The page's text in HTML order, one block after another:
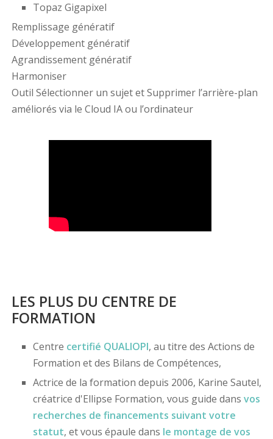
Topaz Gigapixel
Remplissage génératif
Développement génératif
Agrandissement génératif
Harmoniser
Outil Sélectionner un sujet et Supprimer l’arrière-plan
améliorés via le Cloud IA ou l’ordinateur
LES PLUS DU CENTRE DE
FORMATION
Centre certifié QUALIOPI, au titre des Actions de
Formation et des Bilans de Compétences,
Actrice de la formation depuis 2006, Karine Sautel,
créatrice d'Ellipse Formation, vous guide dans vos
recherches de financements suivant votre
statut, et vous épaule dans le montage de vos